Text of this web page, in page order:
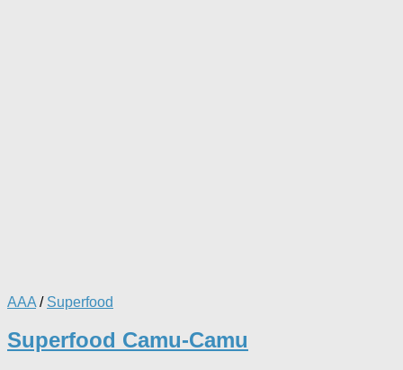
AAA / Superfood
Superfood Camu-Camu